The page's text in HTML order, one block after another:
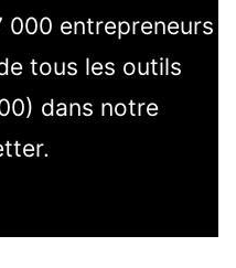
000 entrepreneurs
tous les outils
dans notre